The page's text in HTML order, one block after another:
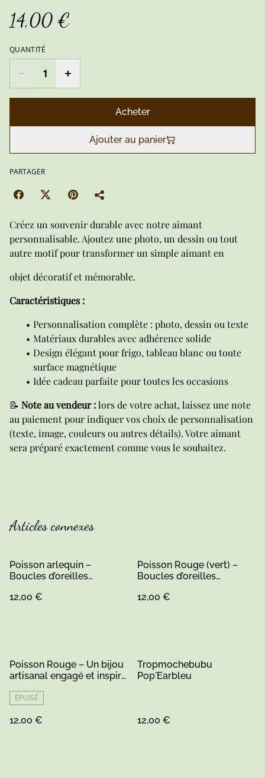
14,00 €
QUANTITÉ
Acheter
Ajouter au panier
PARTAGER
Créez un souvenir durable avec notre aimant
personnalisable. Ajoutez une photo, un dessin ou tout
autre motif pour transformer un simple aimant en
objet décoratif et mémorable.
Caractéristiques :
Personnalisation complète : photo, dessin ou texte
Matériaux durables avec adhérence solide
Design élégant pour frigo, tableau blanc ou toute
surface magnétique
Idée cadeau parfaite pour toutes les occasions
📝 Note au vendeur :lors de votre achat, laissez une note
au paiement pour indiquer vos choix de personnalisation
(texte, image, couleurs ou autres détails). Votre aimant
sera préparé exactement comme vous le souhaitez.
Articles connexes
Poisson arlequin –
Boucles d’oreilles
résine
12,00 €
Poisson Rouge (vert) –
Boucles d’oreilles
résine rouge éclatant
12,00 €
Poisson Rouge – Un bijou
artisanal engagé et inspiré
ÉPUISÉ
12,00 €
Tropmochebubu
Pop'Earbleu
12,00 €